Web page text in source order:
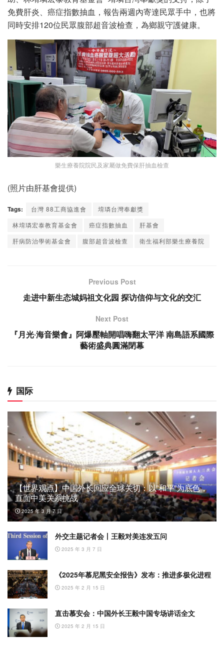
免費肝炎、癌症指數抽血，報告兩週內寄達民眾手中，也將
同時安排120位民眾腹部超音波檢查，為鄉親守護健康。
樂生療養院院民及家屬做免費保肝抽血檢查
(照片由肝基會提供)
Tags: 台灣 88工商協進會
堉璘台灣奉獻獎
林堉璘宏泰教育基金會
癌症指數抽血
肝基會
肝病防治學術基金會
腹部超音波檢查 衛生福利部樂生療養院
Previous Post
走进中新生态城妈祖文化园 探访信仰与文化的交汇
Next Post
『月光‧海音樂會』阿爆壓軸開唱嗨翻太平洋 南島語系國際
藝術盛典圓滿閉幕
国际
【世界观点】中国外长回应全球关切：以”和平”为底色，
直面中美关系挑战
2025 年 3 月 7 日
外交主题记者会丨王毅对美连发五问
2025 年 3 月 7 日
《2025年慕尼黑安全报告》发布：推进多极化进程
2025 年 2 月 15 日
直击慕安会：中国外长王毅中国专场讲话全文
2025 年 2 月 15 日